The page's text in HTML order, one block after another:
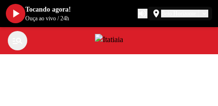
Tocando agora!
Ouça ao vivo /24h